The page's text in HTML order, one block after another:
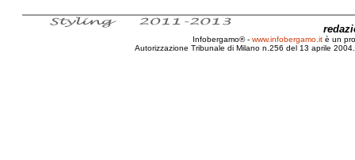
Infobergamo® - www.infobergamo.it è un
Autorizzazione Tribunale di Milano n.256 del 13 aprile